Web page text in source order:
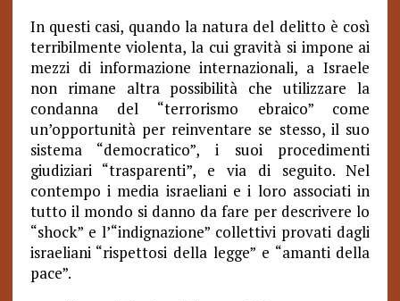
In questi casi, quando la natura del delitto è così
terribilmente violenta, la cui gravità si impone ai
mezzi di informazione internazionali, a Israele
non rimane altra possibilità che utilizzare la
condanna del “terrorismo ebraico” come
un’opportunità per reinventare se stesso, il suo
sistema “democratico”, i suoi procedimenti
giudiziari “trasparenti”, e via di seguito. Nel
contempo i media israeliani e i loro associati in
tutto il mondo si danno da fare per descrivere lo
“shock” e l’“indignazione” collettivi provati dagli
israeliani “rispettosi della legge” e “amanti della
pace”.